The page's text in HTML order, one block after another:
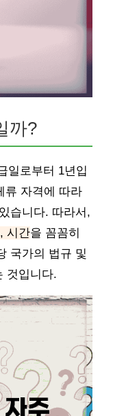
까?
일로부터 1년입
류 자격에 따라
습니다. 따라서,
시간을 꼼꼼히
국가의 법규 및
것입니다.